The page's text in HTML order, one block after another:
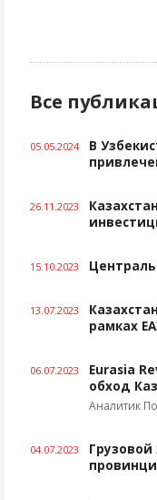
Все
05.05.2024
В
26.11.2023
15.10.2023
13.07.2023
рамках
06.07.2023
Eurasia
обход
Аналитик
04.07.2023